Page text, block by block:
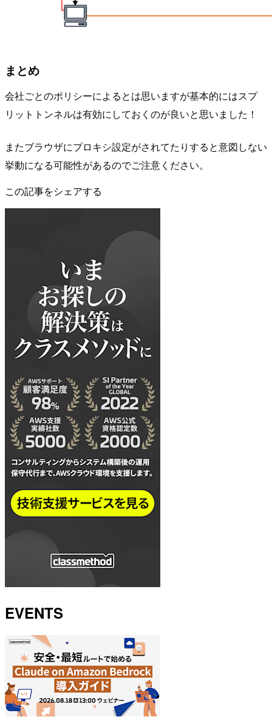
まとめ
会社ごとのポリシーによるとは思いますが基本的にはスプ
リットトンネルは有効にしておくのが良いと思いました！
またブラウザにプロキシ設定がされてたりすると意図しない
挙動になる可能性があるのでご注意ください。
この記事をシェアする
EVENTS